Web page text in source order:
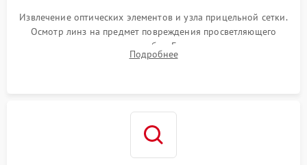
Извлечение оптических элементов и узла прицельной сетки.
Осмотр линз на предмет повреждения просветляющего
покрытия или появления грибка. Бережная очистка стекол
спецрастворами. Проверка целостности гравированной
Подробнее